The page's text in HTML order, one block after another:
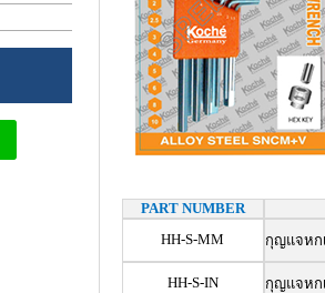
PART NUMBER
HH-S-MM
กุญแจหก
HH-S-IN กุญแจหก